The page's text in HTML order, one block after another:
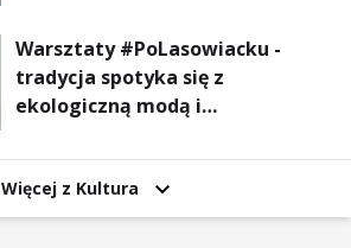
Warsztaty #PoLasowiacku -
tradycja spotyka się z
ekologiczną modą i
Więcej z Kultura